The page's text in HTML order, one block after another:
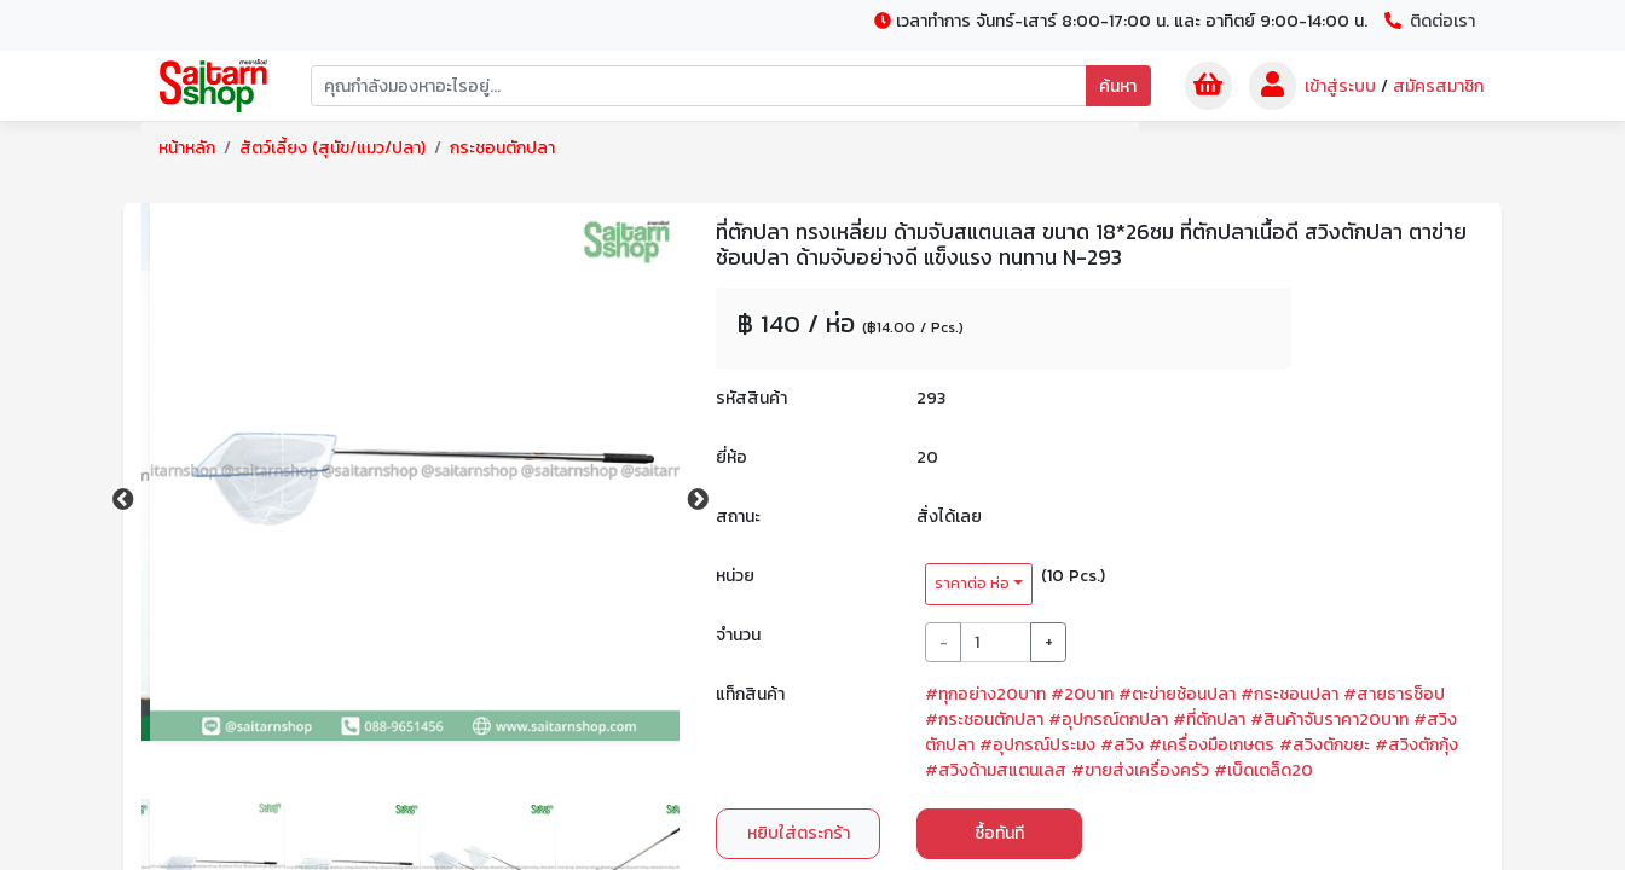
เวลาทำการ จันทร์-เสาร์ 8:00-17:00 น. และ อาทิตย์ 9:00-14:00 น. ติดต่อเรา
ค้นหา เข้าสู่ระบบ / สมัครสมาชิก
หน้าหลัก สัตว์เลี้ยง (สุนัข/แมว/ปลา) กระชอนตักปลา
ที่ตักปลา ทรงเหลี่ยม ด้ามจับสแตนเลส ขนาด 18*26ซม ที่ตักปลาเนื้อดี สวิงตักปลา ตาข่าย
ช้อนปลา ด้ามจับอย่างดี แข็งแรง ทนทาน N-293
฿ 140 / ห่อ (฿14.00 / Pcs.)
รหัสสินค้า 293
ยี่ห้อ 20
สถานะ สั่งได้เลย
หน่วย ราคาต่อ ห่อ (10 Pcs.)
จำนวน - +
แท็กสินค้า #ทุกอย่าง20บาท #20บาท #ตะข่ายช้อนปลา #กระชอนปลา #สายธารช็อป
#กระชอนตักปลา #อุปกรณ์ตกปลา #ที่ตักปลา #สินค้าจับราคา20บาท #สวิง
ตักปลา #อุปกรณ์ประมง #สวิง #เครื่องมือเกษตร #สวิงตักขยะ #สวิงตักกุ้ง
#สวิงด้ามสแตนเลส #ขายส่งเครื่องครัว #เบ็ดเตล็ด20
หยิบใส่ตระกร้า ซื้อทันที